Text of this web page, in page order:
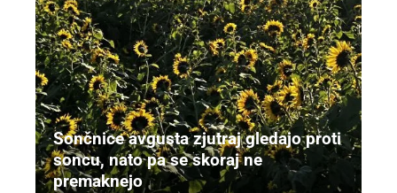
Sončnice avgusta zjutraj gledajo proti
soncu, nato pa se skoraj ne
premaknejo